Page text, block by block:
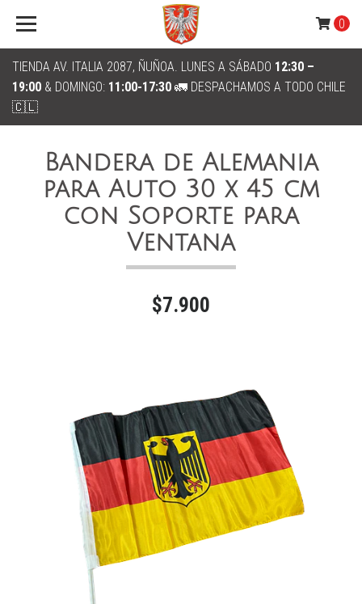
TIENDA AV. ITALIA 2087, ÑUÑOA. LUNES A SÁBADO 12:30 –
19:00 & DOMINGO: 11:00-17:30 🚛 DESPACHAMOS A TODO CHILE
🇨🇱
0
Bandera de Alemania
para Auto 30 x 45 cm
con Soporte para
Ventana
$7.900